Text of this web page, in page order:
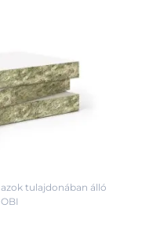
tulajdonában álló